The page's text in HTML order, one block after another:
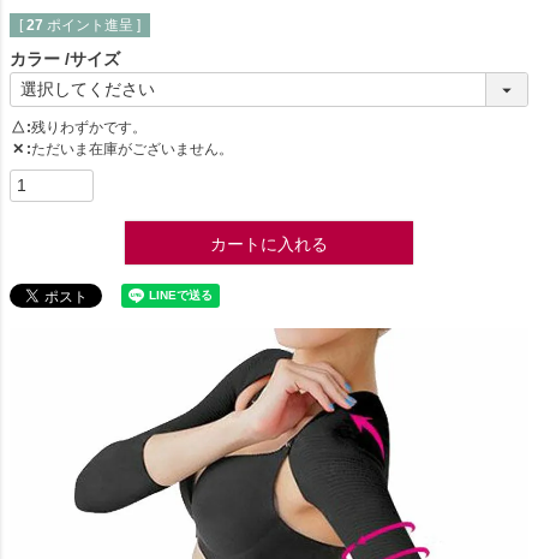
[ 27 ポイント進呈 ]
カラー サイズ
△ 残りわずかです。
✕ ただいま在庫がございません。
カートに入れる